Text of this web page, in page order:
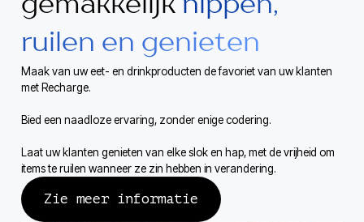
gemakkelijk nippen,
ruilen en genieten
Maak van uw eet- en drinkproducten de favoriet van uw klanten
met Recharge.
Bied een naadloze ervaring, zonder enige codering.
Laat uw klanten genieten van elke slok en hap, met de vrijheid om
items te ruilen wanneer ze zin hebben in verandering.
Zie meer informatie